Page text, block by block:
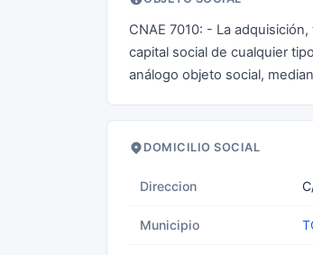
CNAE 7010: - La
capital social de cualquier
análogo objeto social,
DOMICILIO SOCIAL
Direccion
Municipio